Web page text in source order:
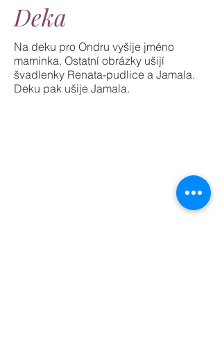
Deka
Na deku pro Ondru vyšije jméno
maminka. Ostatní obrázky ušijí
švadlenky Renata-pudlice a Jamala.
Deku pak ušije Jamala.